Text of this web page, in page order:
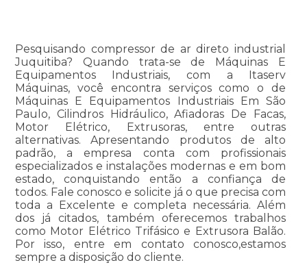
Pesquisando compressor de ar direto industrial
Juquitiba? Quando trata-se de Máquinas E
Equipamentos Industriais, com a Itaserv
Máquinas, você encontra serviços como o de
Máquinas E Equipamentos Industriais Em São
Paulo, Cilindros Hidráulico, Afiadoras De Facas,
Motor Elétrico, Extrusoras, entre outras
alternativas. Apresentando produtos de alto
padrão, a empresa conta com profissionais
especializados e instalações modernas e em bom
estado, conquistando então a confiança de
todos. Fale conosco e solicite já o que precisa com
toda a Excelente e completa necessária. Além
dos já citados, também oferecemos trabalhos
como Motor Elétrico Trifásico e Extrusora Balão.
Por isso, entre em contato conosco,estamos
sempre a disposição do cliente.